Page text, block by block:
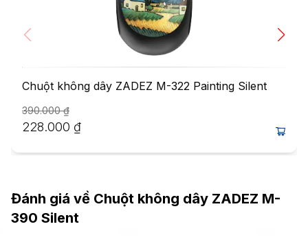
Chuột không dây ZADEZ M-322 Painting Silent
390.000₫
228.000 ₫
Đánh giá về Chuột không dây ZADEZ M-
390 Silent